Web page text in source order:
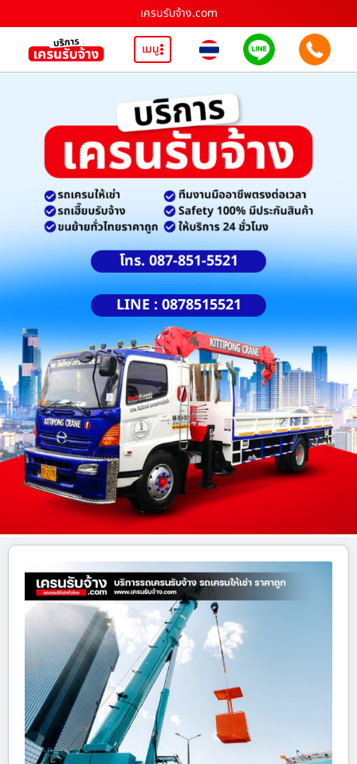
เครนรับจ้าง.com
เมนู
โทร. 087-851-5521
LINE : 0878515521